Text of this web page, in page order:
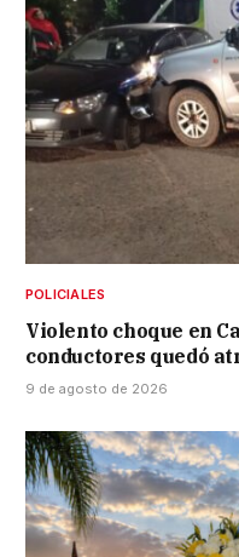
POLICIALES
Violento choque en
conductores quedó
9 de agosto de 2026